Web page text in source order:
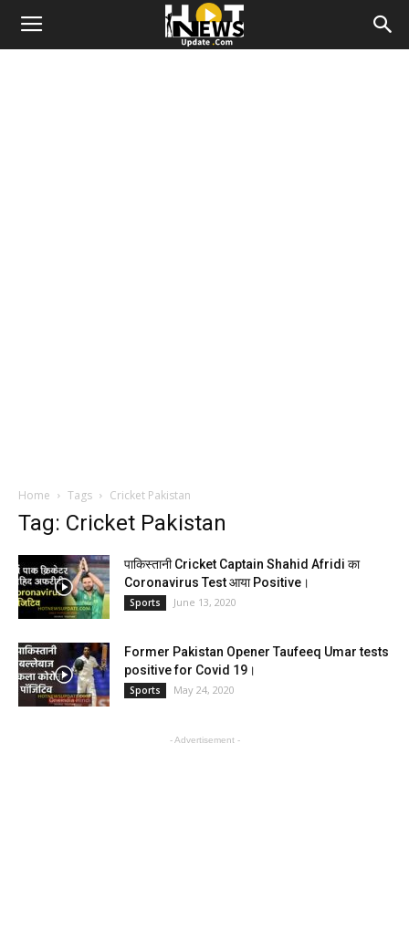
Home Tags Cricket Pakistan
Tag: Cricket Pakistan
पाकिस्तानी Cricket Captain Shahid Afridi का
Coronavirus Test आया Positive।
Sports June 13, 2020
Former Pakistan Opener Taufeeq Umar tests
positive for Covid 19।
Sports May 24, 2020
- Advertisement -